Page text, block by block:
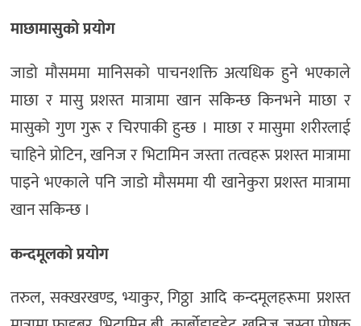
माछामासुको प्रयोग
जाडो मौसममा मानिसको पाचनशक्ति अत्यधिक हुने भएकाले
माछा र मासु प्रशस्त मात्रामा खान सकिन्छ किनभने माछा र
मासुको गुण गुरू र चिरपाकी हुन्छ । माछा र मासुमा शरीरलाई
चाहिने प्रोटिन, खनिज र भिटामिन जस्ता तत्वहरू प्रशस्त मात्रामा
पाइने भएकाले पनि जाडो मौसममा यी खानेकुरा प्रशस्त मात्रामा
खान सकिन्छ ।
कन्दमूलको प्रयोग
तरुल, सक्खरखण्ड, भ्याकुर, गिठ्ठा आदि कन्दमूलहरूमा प्रशस्त